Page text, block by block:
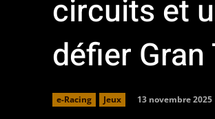
circuits et
défier
e-Racing Jeux 13 novembre 2025